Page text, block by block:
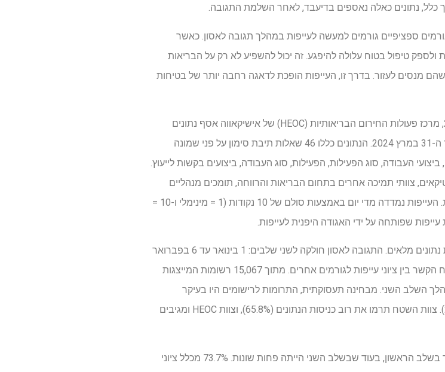
כלל, נתונים כאלה נאספים בדיעבד, לאחר השלמת התגובה.
ספציפיים גורמים למעשה לעייפות במהלך תגובה לאסון. כאשר
טיפול בטוח עלולה להיפגע. זה יכול להשפיע לא רק על הבריאות
מנסים לעזור. בדרך זו, העייפות הופכת לדאגה רחבה יותר של בטיחות
במהלך תגובת רעידת האדמה של חצי האי נוטו ב-2024, מרכז פעולות החירום הבריאותיות (HEOC) של אישיקאווה אסף נתונים
ממגיבי אסונות באמצעות J-SPEED＋ מה-1 בינואר עד ה-31 במרץ 2024. הנתונים כללו 46 שאלות תיבת סימון על פני שמונה
העבודה, סוג הפעילות, הפעילות, סוג העבודה, ביצועים בקשות לייעוץ.
צוותי תמיכה אחרים בתחום הבריאות והרווחה, תומכים מנהליים
ואחרים; וסוגי הפעילויות היו HEOC, עבודת שטח ואחרות. העייפות נמדדה מדי יום באמצעות סולם של 10 נקודות (1 = מינימלי ו-10 =
שפותחה על ידי האגודה היפנית לעייפות.
צוות המחקר ניתח סטטיסטית 15,067 רשומות המכילות נתונים מלאים. התגובה לאסון חולקה לשני שלבים: 1 בינואר עד 6 בפברואר
(שלב ראשון) ו-6 בפברואר עד 31 במרץ (שלב שני). נותח הקשר בין ציוני עייפות לגורמים אחרים. מתוך 15,067 רשומות המייצגות
פרטים -9,583 נאספו בשלב הראשון ו-5,484 במהלך השלב השני. מבחינה תעסוקתית, התרומות לרישומים היו בעיקר
מלוגיסטיקאים (32.9%), אחיות (29.6%), רופאים (21.5%). צוות השטח תרמו את רוב כניסות הנתונים (65.8%), וצוות HEOC ומגיבים
החוקרים מצאו שלציוני העייפות הייתה שונות גדולה יותר בשלב הראשון, בעוד שבשלב השני הייתה פחות שונות. 73.7% מכלל ציוני